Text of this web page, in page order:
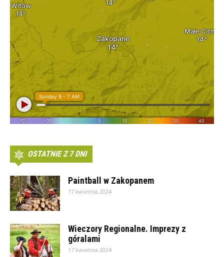
OSTATNIE Z 7 DNI
Paintball w Zakopanem
17 kwietnia 2024
Wieczory Regionalne. Imprezy z
góralami
17 kwietnia 2024